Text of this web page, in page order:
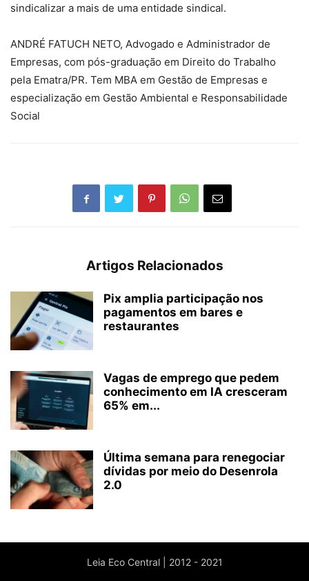
sindicalizar a mais de uma entidade sindical.
ANDRÉ FATUCH NETO, Advogado e Administrador de
Empresas, com pós-graduação em Direito do Trabalho
pela Ematra/PR. Tem MBA em Gestão de Empresas e
especialização em Gestão Ambiental e Responsabilidade
Social
Artigos Relacionados
Pix amplia participação nos
pagamentos em bares e
restaurantes
Vagas de emprego que pedem
conhecimento em IA cresceram
65% em...
Última semana para renegociar
dívidas por meio do Desenrola
2.0
Leia Eco Central | 2012 - 2021